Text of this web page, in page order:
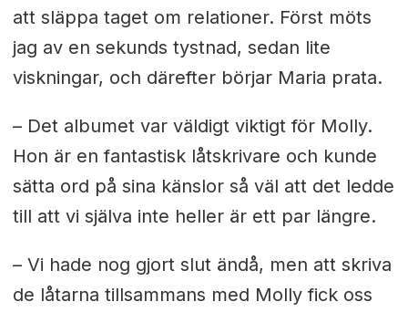
att släppa taget om relationer. Först möts
jag av en sekunds tystnad, sedan lite
viskningar, och därefter börjar Maria prata.
– Det albumet var väldigt viktigt för Molly.
Hon är en fantastisk låtskrivare och kunde
sätta ord på sina känslor så väl att det ledde
till att vi själva inte heller är ett par längre.
– Vi hade nog gjort slut ändå, men att skriva
de låtarna tillsammans med Molly fick oss